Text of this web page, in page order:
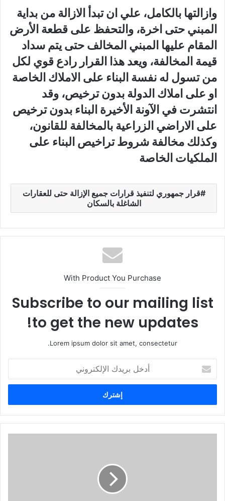
وازالتها بالكامل، علي ان تبدأ الازالة من بداية
المبني حتى اخرة، والتحفظ على قطعة الأرض
المقام عليها المبني المخالف حتى يتم سداد
قيمة المخالفة، ويعد هذا القرار رادع قوي لكل
من تسول له نفسة البناء على الاملاك الخاصة
او على املاك الدولة بدون ترخيص، وقد
انتشرت في الآونة الأخيرة البناء بدون ترخيص
على الاراضي الزراعية بالمخالفة للقانون،
وكذلك مخالفة شروط تراخيص البناء على
الملكيات الخاصة
قرار جمهوري لتنفيذ قرارات جميع الإزالة حتى للعقارات
الشاغلة بالسكان
With Product You Purchase
Subscribe to our mailing list
to get the new updates!
Lorem ipsum dolor sit amet, consectetur.
خ
ب
ر